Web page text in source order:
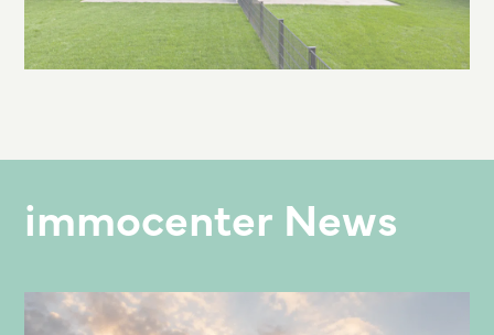
immocenter News